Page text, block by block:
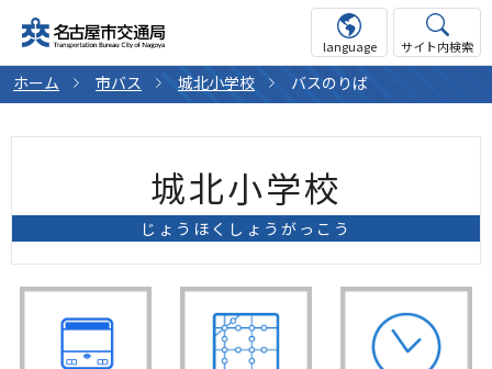
language サイト内検索
ホーム 市バス 城北小学校 バスのりば
城北小学校
じょうほくしょうがっこう